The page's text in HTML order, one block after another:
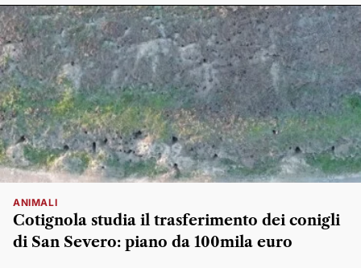
ANIMALI
Cotignola studia il trasferimento dei conigli
di San Severo: piano da 100mila euro